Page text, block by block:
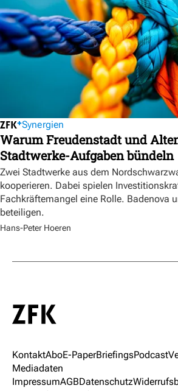
Synergien
Warum Freudenstadt und
Stadtwerke-Aufgaben bündeln
Zwei Stadtwerke aus dem
kooperieren. Dabei spielen
Fachkräftemangel eine Rolle. Badenova
beteiligen.
Hans-Peter Hoeren
KontaktAboE-PaperBriefingsPodcast
Mediadaten
ImpressumAGBDatenschutz